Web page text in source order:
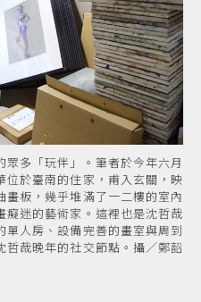
多「玩伴」。筆者於今年六月
位於臺南的住家，甫入玄關，映
板，幾乎堆滿了一二樓的室內
癡迷的藝術家。這裡也是沈哲哉
人房、設備完善的畫室與周到
哉晚年的社交節點。攝／鄭韶